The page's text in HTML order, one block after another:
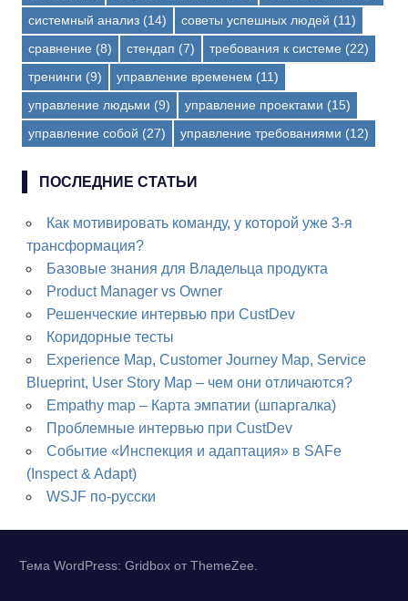
системный анализ (14) советы успешных людей (11)
сравнение (8) стендап (7) требования к системе (22)
тренинги (9) управление временем (11)
управление людьми (9) управление проектами (15)
управление собой (27) управление требованиями (12)
ПОСЛЕДНИЕ СТАТЬИ
Как мотивировать команду, у которой уже 3-я
трансформация?
Базовые знания для Владельца продукта
Product Manager vs Owner
Решенческие интервью при CustDev
Коридорные тесты
Experience Map, Customer Journey Map, Service
Blueprint, User Story Map – чем они отличаются?
Empathy map – Карта эмпатии (шпаргалка)
Проблемные интервью при CustDev
Событие «Инспекция и адаптация» в SAFe
(Inspect & Adapt)
WSJF по-русски
Тема WordPress: Gridbox от ThemeZee.